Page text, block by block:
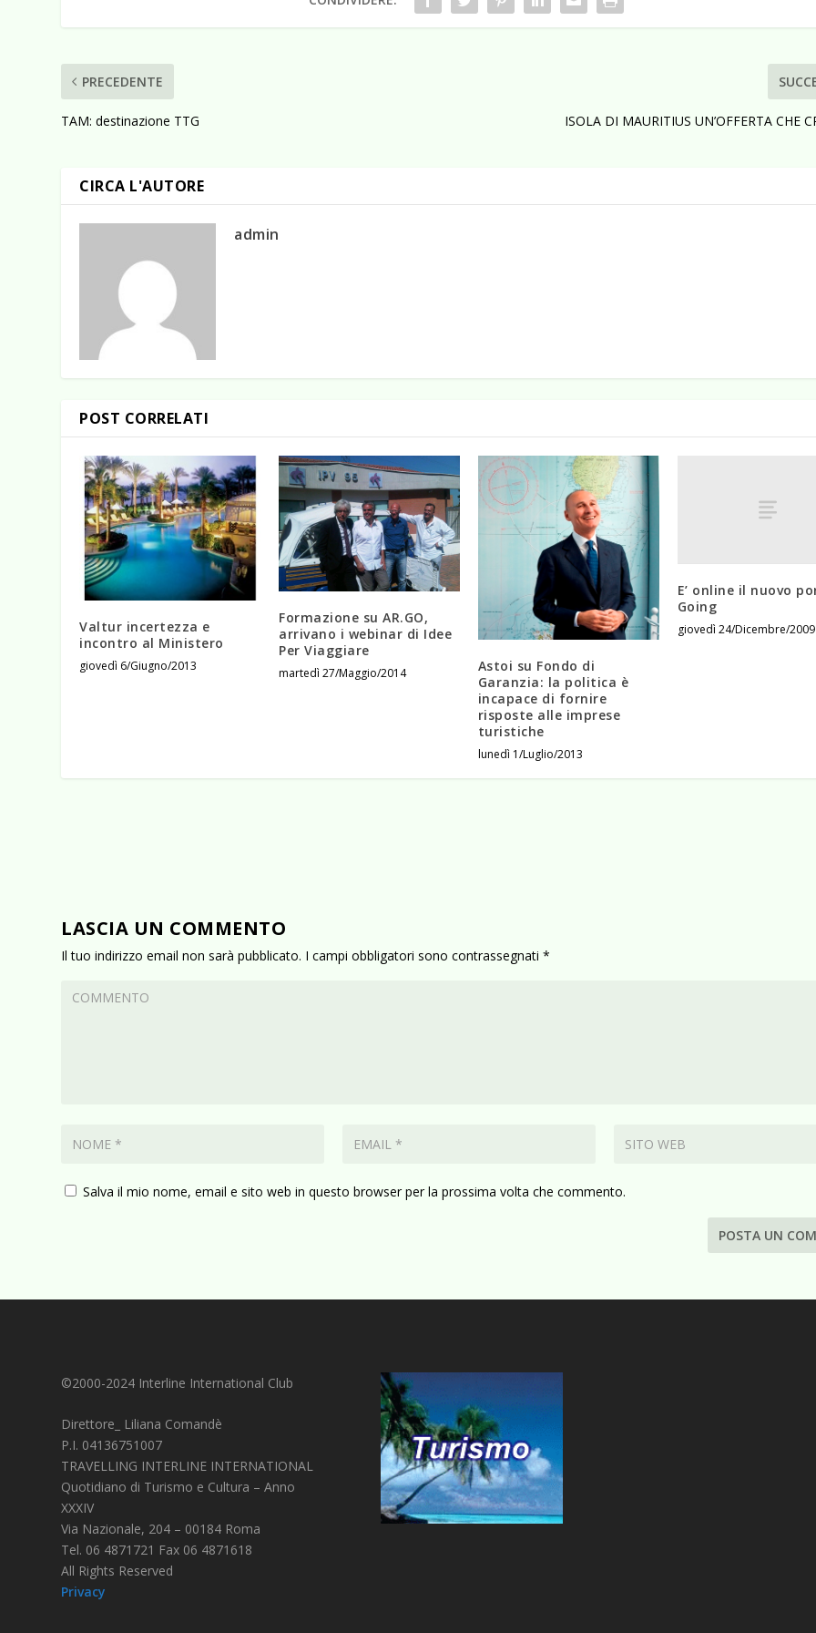
PRECEDENTE
TAM: destinazione TTG
ISOLA DI MAURITIUS UN’OFFERTA CHE
CIRCA L'AUTORE
admin
POST CORRELATI
Valtur incertezza e
incontro al Ministero
giovedì 6/Giugno/2013
Formazione su AR.GO,
arrivano i webinar di Idee
Per Viaggiare
martedì 27/Maggio/2014
Astoi su Fondo di
Garanzia: la politica è
incapace di fornire
risposte alle imprese
turistiche
lunedì 1/Luglio/2013
E’ online il nuovo
Going
giovedì 24/Dicembre/2009
LASCIA UN COMMENTO
Il tuo indirizzo email non sarà pubblicato. I campi obbligatori sono contrassegnati*
Salva il mio nome, email e sito web in questo browser per la prossima volta che commento.
©2000-2024 Interline International Club
Direttore_ Liliana Comandè
P.I. 04136751007
TRAVELLING INTERLINE INTERNATIONAL
Quotidiano di Turismo e Cultura – Anno
XXXIV
Via Nazionale, 204 – 00184 Roma
Tel. 06 4871721 Fax 06 4871618
All Rights Reserved
Privacy